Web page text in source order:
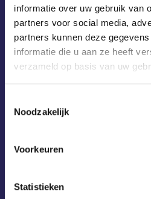
informatie over uw gebruik van
partners voor social media,
partners kunnen deze
informatie die u aan ze heeft
verzameld op basis van uw
Noodzakelijk
Voorkeuren
Statistieken
ECA in je